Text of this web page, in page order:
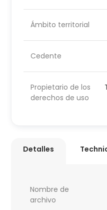
Ámbito territorial
Cedente
Propietario de los
derechos de uso
Detalles
Nombre de
archivo